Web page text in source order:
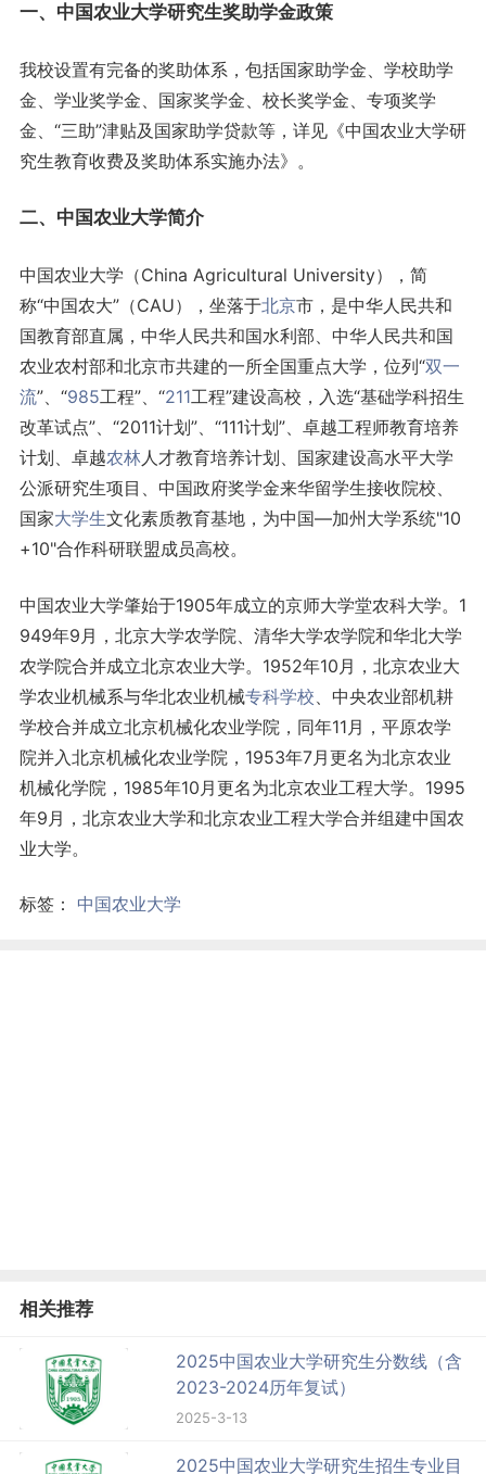
一、中国农业大学研究生奖助学金政策
我校设置有完备的奖助体系，包括国家助学金、学校助学
金、学业奖学金、国家奖学金、校长奖学金、专项奖学
金、“三助”津贴及国家助学贷款等，详见《中国农业大学研
究生教育收费及奖助体系实施办法》。
二、中国农业大学简介
中国农业大学（China Agricultural University），简
称“中国农大”（CAU），坐落于北京市，是中华人民共和
国教育部直属，中华人民共和国水利部、中华人民共和国
农业农村部和北京市共建的一所全国重点大学，位列“双一
流”、“985工程”、“211工程”建设高校，入选“基础学科招生
改革试点”、“2011计划”、“111计划”、卓越工程师教育培养
计划、卓越农林人才教育培养计划、国家建设高水平大学
公派研究生项目、中国政府奖学金来华留学生接收院校、
国家大学生文化素质教育基地，为中国―加州大学系统"10
+10"合作科研联盟成员高校。
中国农业大学肇始于1905年成立的京师大学堂农科大学。1
949年9月，北京大学农学院、清华大学农学院和华北大学
农学院合并成立北京农业大学。1952年10月，北京农业大
学农业机械系与华北农业机械专科学校、中央农业部机耕
学校合并成立北京机械化农业学院，同年11月，平原农学
院并入北京机械化农业学院，1953年7月更名为北京农业
机械化学院，1985年10月更名为北京农业工程大学。1995
年9月，北京农业大学和北京农业工程大学合并组建中国农
业大学。
标签： 中国农业大学
相关推荐
2025中国农业大学研究生分数线（含
2023-2024历年复试）
2025-3-13
2025中国农业大学研究生招生专业目